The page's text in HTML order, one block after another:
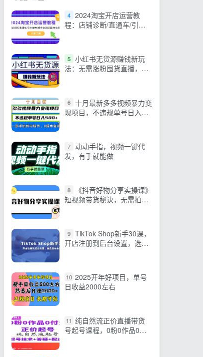
4 2024淘宝开店运营教
程：店铺诊断/直通车/引力
5 小红书无货源赚钱新玩
法：无需涨粉囤货直播，轻
6 十月最新多多视频暴力变
现项目，不违规单号日入
7 动动手指，视频一键代
发，有手就能做
8
《抖音好物分享实操课》
短视频带货秘诀，无需拍摄
9 TikTok Shop新手30课，
开店注册到后台设置，选品
10 2025开年好项目，单号
日收益2000左右
11 纯自然流正价直播带货
号起号课程，0粉0作品0付